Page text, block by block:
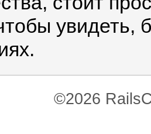
увидеть,
©2026